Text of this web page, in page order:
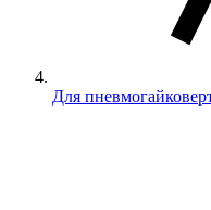
Для